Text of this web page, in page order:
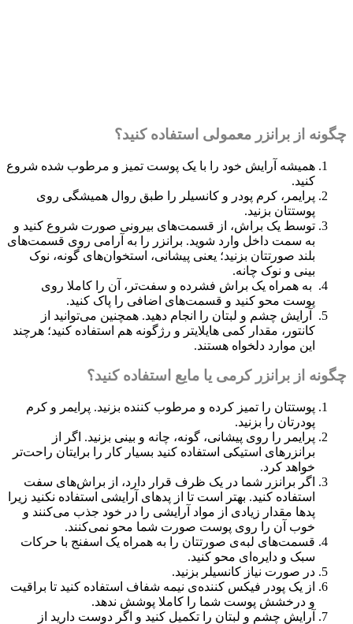
چگونه از برانزر معمولی استفاده کنید؟
همیشه آرایش خود را با یک پوست تمیز و مرطوب شده شروع
کنید.
پرایمر، کرم پودر و کانسیلر را طبق روال همیشگی روی
پوستتان بزنید.
توسط یک براش، از قسمت‌های بیرونی صورت شروع کنید و
به سمت داخل وارد شوید. برانزر را به آرامی روی قسمت‌های
بلند صورتتان بزنید؛ یعنی پیشانی، استخوان‌های گونه، نوک
بینی و نوک چانه.
به همراه یک براش فشرده و سفت‌تر، آن را کاملا روی
پوست محو کنید و قسمت‌های اضافی را پاک کنید.
آرایش چشم و لبتان را انجام دهید. همچنین می‌توانید از
کانتور، مقدار کمی هایلایتر و رژگونه هم استفاده کنید؛ هرچند
این موارد دلخواه هستند.
چگونه از برانزر کرمی یا مایع استفاده کنید؟
پوستتان را تمیز کرده و مرطوب کننده بزنید. پرایمر و کرم
پودرتان را بزنید.
پرایمر را روی پیشانی، گونه، چانه و بینی بزنید. اگر از
برانزرهای استیکی استفاده کنید بسیار کار را برایتان راحت‌تر
خواهد کرد.
اگر برانزر شما در یک ظرف قرار دارد، از براش‌های سفت
استفاده کنید. بهتر است تا از پدهای آرایشی استفاده نکنید زیرا
پدها مقدار زیادی از مواد آرایشی را در خود جذب می‌کنند و
خوب آن را روی پوست صورت شما محو نمی‌کنند.
قسمت‌های لبه‌ی صورتتان را به همراه یک اسفنج با حرکات
سبک و دایره‌ای محو کنید.
در صورت نیاز کانسیلر بزنید.
از یک پودر فیکس کننده‌ی نیمه شفاف استفاده کنید تا براقیت
و درخشش پوست شما را کاملا پوشش ندهد.
آرایش چشم و لبتان را تکمیل کنید و اگر دوست دارید از